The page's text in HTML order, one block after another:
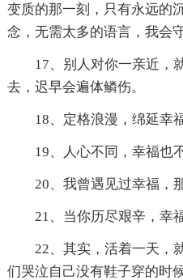
变质的那一刻，只有永远的
念，无需太多的语言，我会
17、别人对你一亲近，
去，迟早会遍体鳞伤。
18、定格浪漫，绵延幸福
19、人心不同，幸福也
20、我曾遇见过幸福，
21、当你历尽艰辛，幸
22、其实，活着一天，
们哭泣自己没有鞋子穿的时